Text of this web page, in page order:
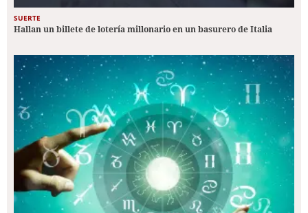
SUERTE
Hallan un billete de lotería millonario en un basurero de Italia